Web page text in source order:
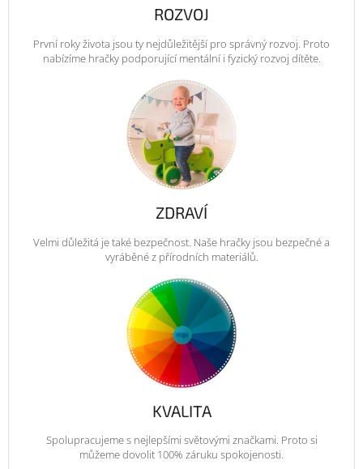
ROZVOJ
První roky života jsou ty nejdůležitější pro správný rozvoj. Proto
nabízíme hračky podporující mentální i fyzický rozvoj dítěte.
ZDRAVÍ
Velmi důležitá je také bezpečnost. Naše hračky jsou bezpečné a
vyráběné z přírodních materiálů.
KVALITA
Spolupracujeme s nejlepšími světovými značkami. Proto si
můžeme dovolit 100% záruku spokojenosti.